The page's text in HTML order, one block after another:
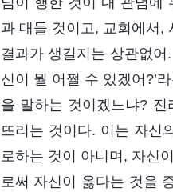
과 대들 것이고, 교회에서,
결과가 생길지는 상관없
신이 뭘 어쩔 수 있겠어?’
을 말하는 것이겠느냐?
뜨리는 것이다. 이는 자신
로하는 것이 아니며, 자신
로써 자신이 옳다는 것을